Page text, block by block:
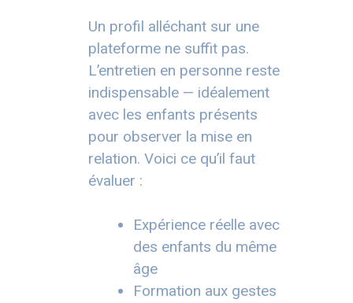
Un profil alléchant sur une
plateforme ne suffit pas.
L’entretien en personne reste
indispensable — idéalement
avec les enfants présents
pour observer la mise en
relation. Voici ce qu’il faut
évaluer :
Expérience réelle avec
des enfants du même
âge
Formation aux gestes